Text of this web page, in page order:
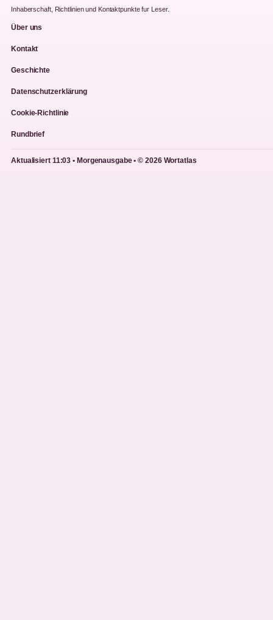
Inhaberschaft, Richtlinien und Kontaktpunkte fur Leser.
Über uns
Kontakt
Geschichte
Datenschutzerklärung
Cookie-Richtlinie
Rundbrief
Aktualisiert 11:03 • Morgenausgabe • © 2026 Wortatlas